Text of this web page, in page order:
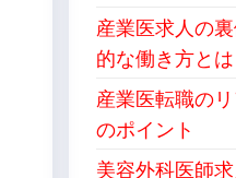
産業医求人の
的な働き方とは
産業医転職の
のポイント
美容外科医師求